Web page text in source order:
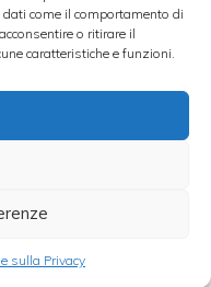
come il comportamento di
o ritirare il
caratteristiche e funzioni.
sulla Privacy
, ilghiaccio
avrete
anche